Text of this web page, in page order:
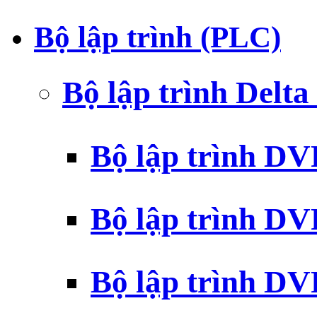
Bộ lập trình (PLC)
Bộ lập trình
Bộ lập trình
Bộ lập trình
Bộ lập trình